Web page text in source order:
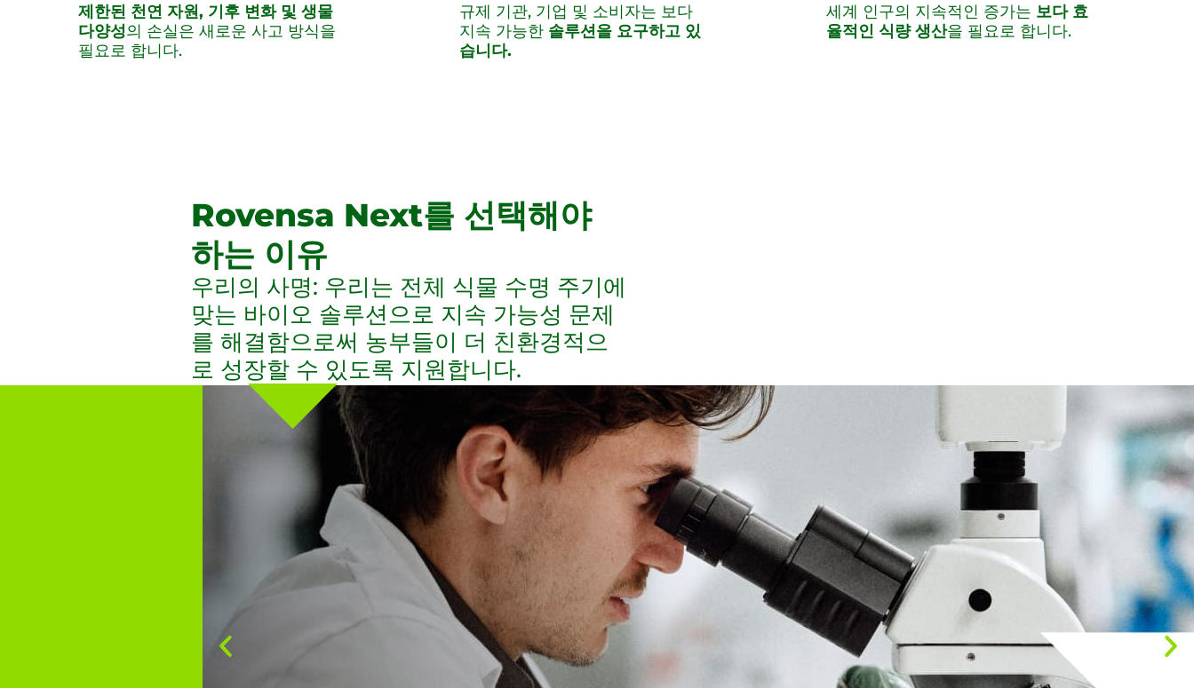
제한된 천연 자원, 기후 변화 및 생물
다양성의 손실은 새로운 사고 방식을
필요로 합니다.
규제 기관, 기업 및 소비자는 보다
지속 가능한 솔루션을 요구하고 있
습니다.
세계 인구의 지속적인 증가는 보다 효
율적인 식량 생산을 필요로 합니다.
Rovensa Next를 선택해야
하는 이유
우리의 사명: 우리는 전체 식물 수명 주기에
맞는 바이오 솔루션으로 지속 가능성 문제
를 해결함으로써 농부들이 더 친환경적으
로 성장할 수 있도록 지원합니다.